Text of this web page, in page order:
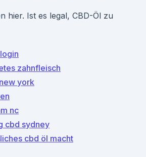
hier. Ist es legal, CBD-Öl zu
zahnfleisch
york
nc
cbd sydney
cbd öl macht